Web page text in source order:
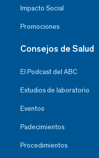
Impacto Social
Promociones
Consejos de Salud
El Podcast del ABC
Estudios de laboratorio
Eventos
Padecimientos
Procedimientos